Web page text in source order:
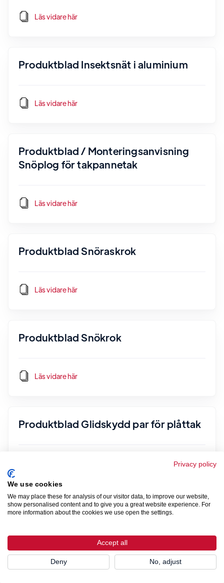
Läs vidare här
Produktblad Insektsnät i aluminium
Läs vidare här
Produktblad / Monteringsanvisning
Snöplog för takpannetak
Läs vidare här
Produktblad Snöraskrok
Läs vidare här
Produktblad Snökrok
Läs vidare här
Produktblad Glidskydd par för plåttak
Produktblad / Monteringsanvisning
Läs vidare här
Privacy policy
We use cookies
We may place these for analysis of our visitor data, to improve our website,
show personalised content and to give you a great website experience. For
more information about the cookies we use open the settings.
Accept all
Deny No, adjust